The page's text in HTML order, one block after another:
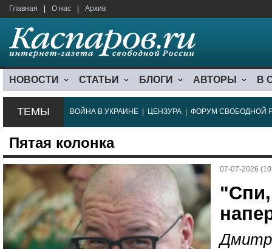
Главная О нас Архив
НОВОСТИ СТАТЬИ БЛОГИ АВТОРЫ В
ТЕМЫ ВОЙНА В УКРАИНЕ ЦЕНЗУРА ФОРУМ СВОБОДНОЙ
Пятая колонка
07-07-2026